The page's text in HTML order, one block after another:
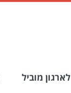
מוביל